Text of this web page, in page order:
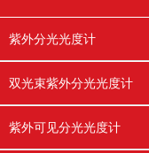
紫外分光光度计
双光束紫外分光光度计
紫外可见分光光度计